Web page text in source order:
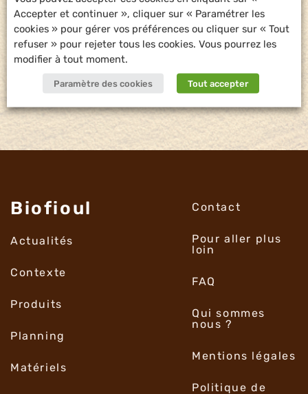
Biofioul
Actualités
Contexte
Produits
Planning
Matériels
Contact
Pour aller plus
loin
FAQ
Qui sommes
nous ?
Mentions légales
Politique de
Accepter et continuer », cliquer sur « Paramétrer les
cookies » pour gérer vos préférences ou cliquer sur « Tout
refuser » pour rejeter tous les cookies. Vous pourrez les
modifier à tout moment.
Paramètre des cookies Tout accepter